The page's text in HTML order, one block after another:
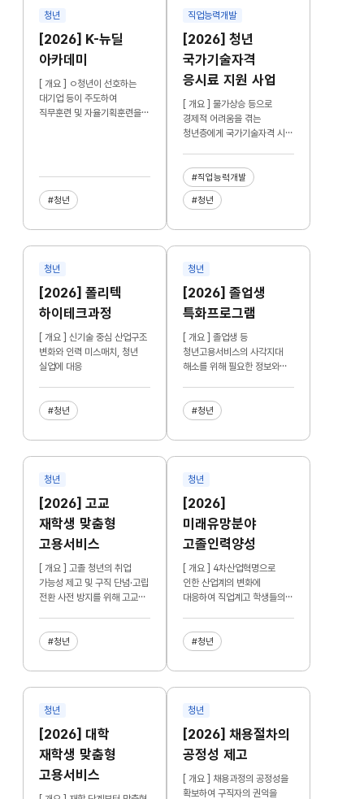
청년
[2026] K-뉴딜
아카데미
[ 개요 ] ㅇ청년이 선호하는
대기업 등이 주도하여
직무훈련 및 자율기획훈련을
#청년
직업능력개발
[2026] 청년
국가기술자격
응시료 지원 사업
[ 개요 ] 물가상승 등으로
경제적 어려움을 겪는
청년층에게 국가기술자격 시험
#직업능력개발
#청년
청년
[2026] 폴리텍
하이테크과정
[ 개요 ] 신기술 중심 산업구조
변화와 인력 미스매치, 청년
실업에 대응
#청년
청년
[2026] 졸업생
특화프로그램
[ 개요 ] 졸업생 등
청년고용서비스의 사각지대
해소를 위해 필요한 정보와
#청년
청년
[2026] 고교
재학생 맞춤형
고용서비스
[ 개요 ] 고졸 청년의 취업
가능성 제고 및 구직 단념·고립
전환 사전 방지를 위해 고교
#청년
청년
[2026]
미래유망분야
고졸인력양성
[ 개요 ] 4차산업혁명으로
인한 산업계의 변화에
대응하여 직업계고 학생들의
#청년
청년
[2026] 대학
재학생 맞춤형
고용서비스
청년
[2026] 채용절차의
공정성 제고
[ 개요 ] 채용과정의 공정성을
확보하여 구직자의 권익을